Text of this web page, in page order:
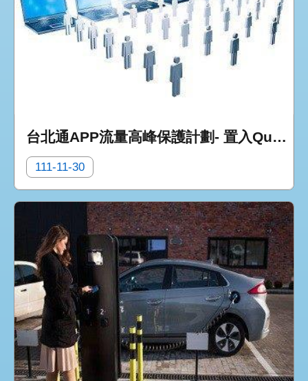
台北通APP流量高峰保護計劃- 置入Queue-it虛擬排隊系統
111-11-30